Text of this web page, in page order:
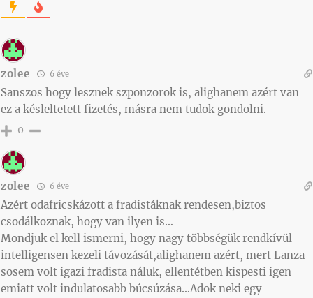
zolee 6 éve
Sanszos hogy lesznek szponzorok is, alighanem azért van
ez a késleltetett fizetés, másra nem tudok gondolni.
0
zolee 6 éve
Azért odafricskázott a fradistáknak rendesen,biztos
csodálkoznak, hogy van ilyen is…
Mondjuk el kell ismerni, hogy nagy többségük rendkívül
intelligensen kezeli távozását,alighanem azért, mert Lanza
sosem volt igazi fradista náluk, ellentétben kispesti igen
emiatt volt indulatosabb búcsúzása…Adok neki egy